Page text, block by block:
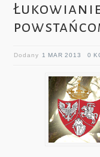
Dodany 1 MAR 2013 0